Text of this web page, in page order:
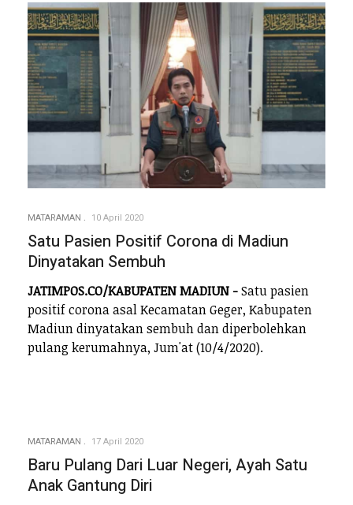
MATARAMAN 10 April 2020
Satu Pasien Positif Corona di Madiun
Dinyatakan Sembuh
JATIMPOS.CO/KABUPATEN MADIUN -Satu pasien
positif corona asal Kecamatan Geger, Kabupaten
Madiun dinyatakan sembuh dan diperbolehkan
pulang kerumahnya, Jum'at (10/4/2020).
MATARAMAN 17 April 2020
Baru Pulang Dari Luar Negeri, Ayah Satu
Anak Gantung Diri